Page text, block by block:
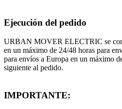
Ejecución del pedido
URBAN MOVER ELECTRIC se
en un máximo de 24/48 horas para
para envíos a Europa en un máximo
siguiente al pedido.
IMPORTANTE: